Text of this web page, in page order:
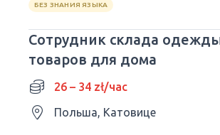
БЕЗ ЗНАНИЯ ЯЗЫКА
Сотрудник склада
товаров для дома
26 – 34 zł/час
Польша, Катовице